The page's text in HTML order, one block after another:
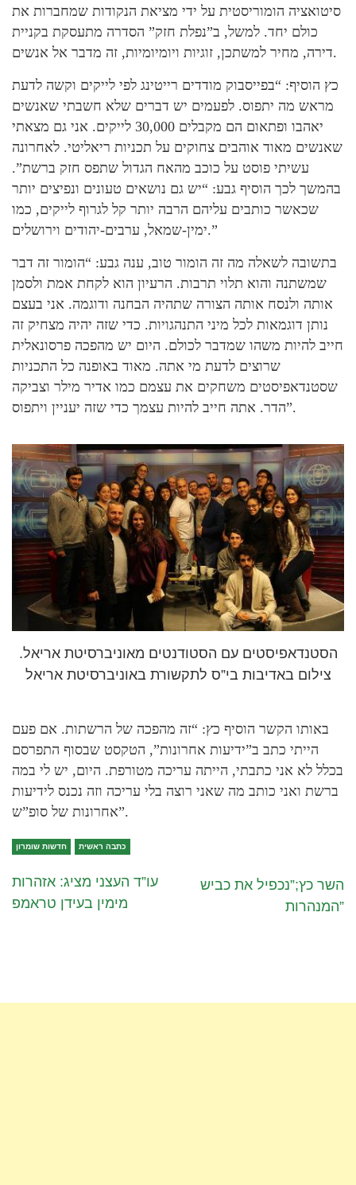
סיטואציה הומוריסטית על ידי מציאת הנקודות שמחברות את
כולם יחד. למשל, ב”נפלת חזק” הסדרה מתעסקת בקניית
דירה, מחיר למשתכן, זוגיות ויומיומיות, זה מדבר אל אנשים.
כץ הוסיף: “בפייסבוק מודדים רייטינג לפי לייקים וקשה לדעת
מראש מה יתפוס. לפעמים יש דברים שלא חשבתי שאנשים
יאהבו ופתאום הם מקבלים 30,000 לייקים. אני גם מצאתי
שאנשים מאוד אוהבים צחוקים על תכניות ריאליטי. לאחרונה
עשיתי פוסט על כוכב מהאח הגדול שתפס חזק ברשת”.
בהמשך לכך הוסיף גבע: “יש גם נושאים טעונים ונפיצים יותר
שכאשר כותבים עליהם הרבה יותר קל לגרוף לייקים, כמו
ימין-שמאל, ערבים-יהודים וירושלים.”
בתשובה לשאלה מה זה הומור טוב, ענה גבע: “הומור זה דבר
שמשתנה והוא תלוי תרבות. הרעיון הוא לקחת אמת ולסמן
אותה ולנסח אותה הצורה שתהיה הבחנה ודוגמה. אני בעצם
נותן דוגמאות לכל מיני התנהגויות. כדי שזה יהיה מצחיק זה
חייב להיות משהו שמדבר לכולם. היום יש מהפכה פרסונאלית
שרוצים לדעת מי אתה. מאוד באופנה כל התכניות
שסטנדאפיסטים משחקים את עצמם כמו אדיר מילר וצביקה
הדר. אתה חייב להיות עצמך כדי שזה יעניין ויתפוס”.
הסטנדאפיסטים עם הסטודנטים מאוניברסיטת אריאל.
צילום באדיבות בי”ס לתקשורת באוניברסיטת אריאל
באותו הקשר הוסיף כץ: “זה מהפכה של הרשתות. אם פעם
הייתי כתב ב”ידיעות אחרונות”, הטקסט שבסוף התפרסם
בכלל לא אני כתבתי, הייתה עריכה מטורפת. היום, יש לי במה
ברשת ואני כותב מה שאני רוצה בלי עריכה וזה נכנס לידיעות
אחרונות של סופ”ש”.
חדשות שומרון כתבה ראשית
עו”ד העצני מציג: אזהרות
מימין בעידן טראמפ
השר כץ;”נכפיל את כביש
המנהרות”